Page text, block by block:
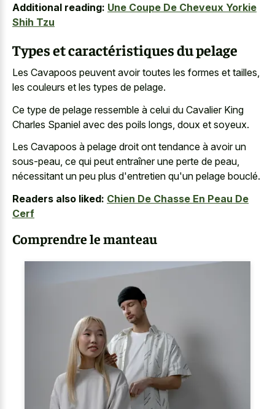
Additional reading: Une Coupe De Cheveux Yorkie
Shih Tzu
Types et caractéristiques du pelage
Les Cavapoos peuvent avoir toutes les formes et tailles,
les couleurs et les types de pelage.
Ce type de pelage ressemble à celui du Cavalier King
Charles Spaniel avec des poils longs, doux et soyeux.
Les Cavapoos à pelage droit ont tendance à avoir un
sous-peau, ce qui peut entraîner une perte de peau,
nécessitant un peu plus d'entretien qu'un pelage bouclé.
Readers also liked: Chien De Chasse En Peau De
Cerf
Comprendre le manteau